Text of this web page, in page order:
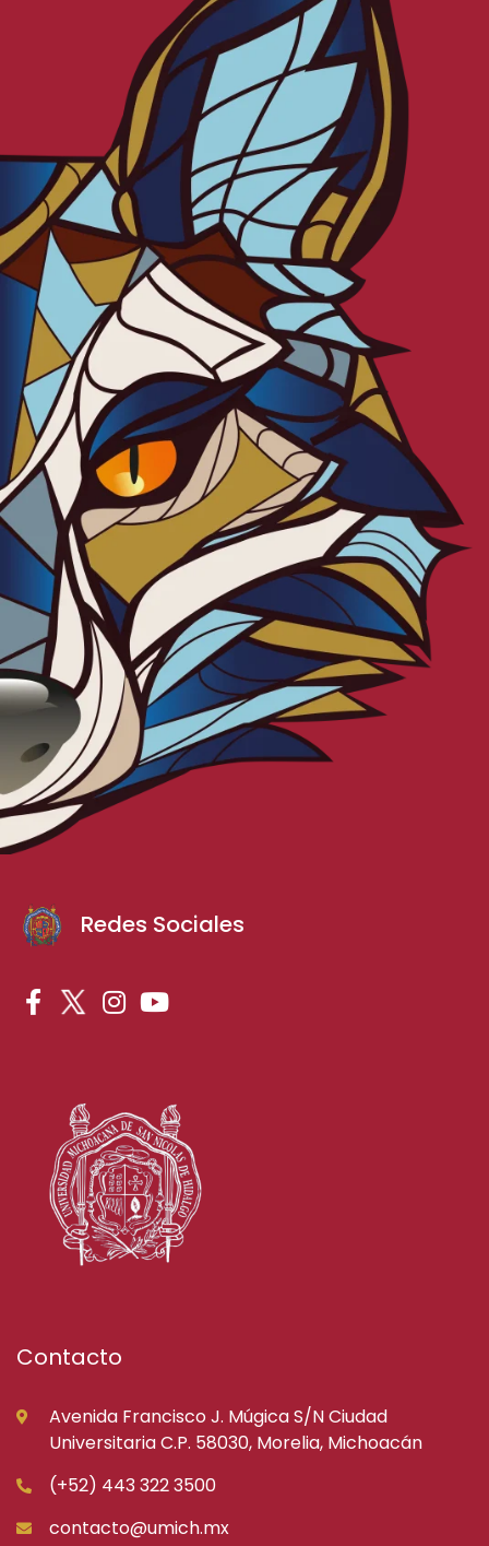
Redes Sociales
Contacto
Avenida Francisco J. Múgica S/N Ciudad
Universitaria C.P. 58030, Morelia, Michoacán
(+52) 443 322 3500
contacto@umich.mx